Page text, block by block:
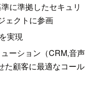
に準拠したセキュリ
ェクトに参画
実現
ーション（CRM,音声
た顧客に最適なコール